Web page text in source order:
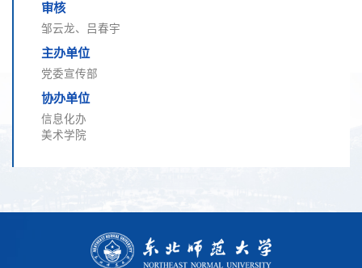
审核
邹云龙、吕春宇
主办单位
党委宣传部
协办单位
信息化办
美术学院